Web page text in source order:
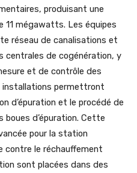
produisant une
11 mégawatts. Les équipes
réseau de canalisations et
centrales de cogénération, y
et de contrôle des
installations permettront
d’épuration et le procédé de
boues d’épuration. Cette
pour la station
contre le réchauffement
sont placées dans des